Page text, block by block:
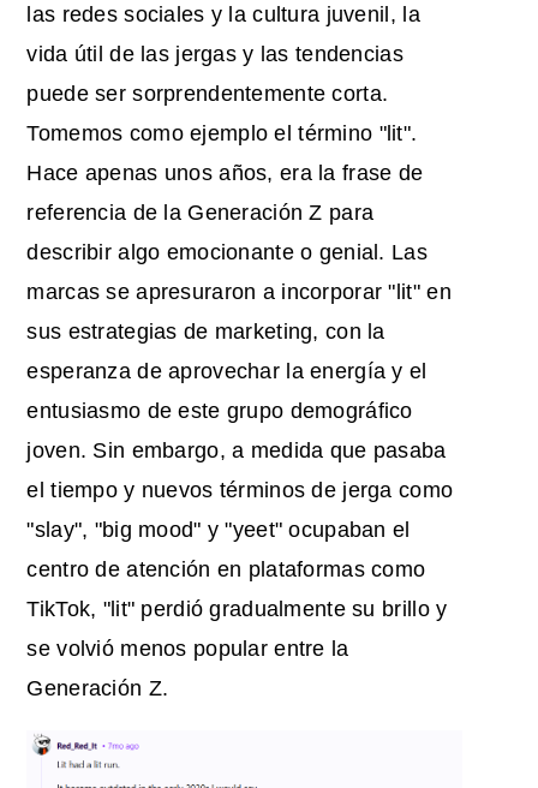
las redes sociales y la cultura juvenil, la
vida útil de las jergas y las tendencias
puede ser sorprendentemente corta.
Tomemos como ejemplo el término "lit".
Hace apenas unos años, era la frase de
referencia de la Generación Z para
describir algo emocionante o genial. Las
marcas se apresuraron a incorporar "lit" en
sus estrategias de marketing, con la
esperanza de aprovechar la energía y el
entusiasmo de este grupo demográfico
joven. Sin embargo, a medida que pasaba
el tiempo y nuevos términos de jerga como
"slay", "big mood" y "yeet" ocupaban el
centro de atención en plataformas como
TikTok, "lit" perdió gradualmente su brillo y
se volvió menos popular entre la
Generación Z.